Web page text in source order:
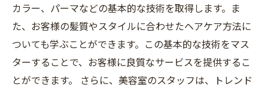
カラー、パーマなどの基本的な技術を取得します。ま
た、お客様の髪質やスタイルに合わせたヘアケア方法に
ついても学ぶことができます。この基本的な技術をマス
ターすることで、お客様に良質なサービスを提供するこ
とができます。 さらに、美容室のスタッフは、トレンド